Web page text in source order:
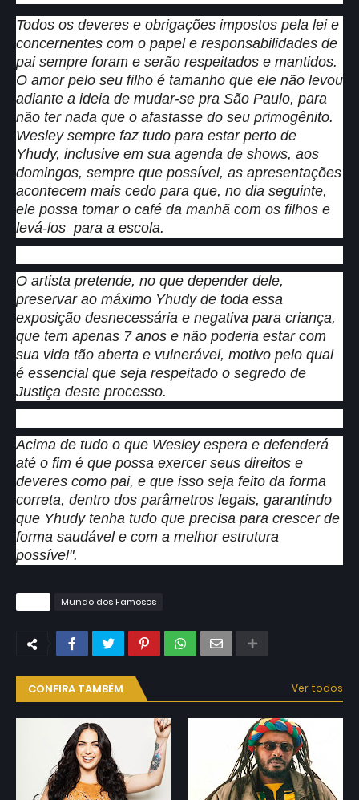
Todos os deveres e obrigações impostos pela lei e
concernentes com o papel e responsabilidades de
pai sempre foram e serão respeitados e mantidos.
O amor pelo seu filho é tamanho que ele não levou
adiante a ideia de mudar-se pra São Paulo, para
não ter nada que o afastasse do seu primogênito.
Wesley sempre faz tudo para estar perto de
Yhudy, inclusive em sua agenda de shows, aos
domingos, sempre que possível, as apresentações
acontecem mais cedo para que, no dia seguinte,
ele possa tomar o café da manhã com os filhos e
levá-los para a escola.
O artista pretende, no que depender dele,
preservar ao máximo Yhudy de toda essa
exposição desnecessária e negativa para criança,
que tem apenas 7 anos e não poderia estar com
sua vida tão aberta e vulnerável, motivo pelo qual
é essencial que seja respeitado o segredo de
Justiça deste processo.
Acima de tudo o que Wesley espera e defenderá
até o fim é que possa exercer seus direitos e
deveres como pai, e que isso seja feito da forma
correta, dentro dos parâmetros legais, garantindo
que Yhudy tenha tudo que precisa para crescer de
forma saudável e com a melhor estrutura
possível".
Mundo dos Famosos
CONFIRA TAMBÉM Ver todos